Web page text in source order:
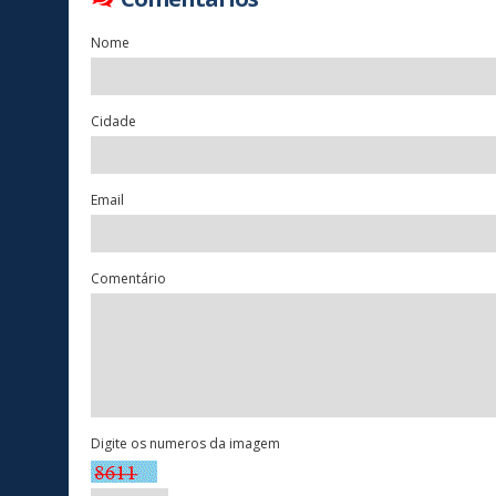
Nome
Cidade
Email
Comentário
Digite os numeros da imagem